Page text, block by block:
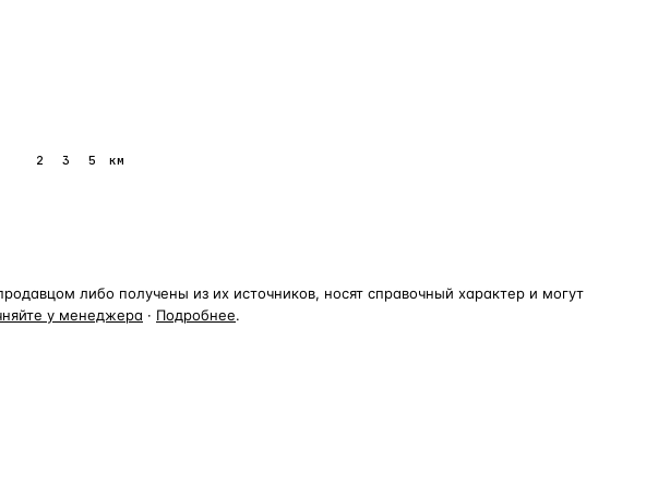
2 3 5 км
либо получены из их источников, носят справочный характер и могут
у менеджера · Подробнее.